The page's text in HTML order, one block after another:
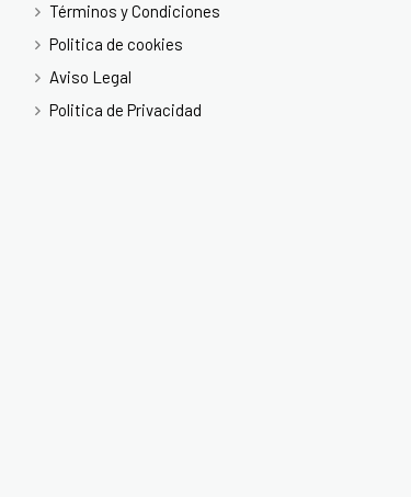
Términos y Condiciones
Politica de cookies
Aviso Legal
Politica de Privacidad